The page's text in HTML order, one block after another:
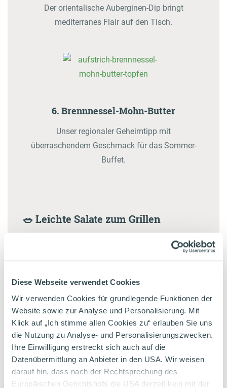
Diese Webseite verwendet Cookies
Wir verwenden Cookies für grundlegende Funktionen der
Website sowie zur Analyse und Personalisierung. Mit
Klick auf „Ich stimme allen Cookies zu“ erlauben Sie uns
die Nutzung zu Analyse- und Personalisierungszwecken.
Ihre Einwilligung erstreckt sich auch auf die
Datenübermittlung an Anbieter in den USA. Wir weisen
darauf hin, dass nach der Rechtsprechung des
Europäischen Gerichtshofs die USA derzeit kein mit der
Der orientalische Auberginen-Dip bringt
mediterranes Flair auf den Tisch.
6. Brennnessel-Mohn-Butter
Unser regionaler Geheimtipp mit
überraschendem Geschmack für das Sommer-
Buffet.
🥗 Leichte Salate zum Grillen
7. Pfirsich-Pflaumen-Salat
Sommer pur: Süße Früchte treffen auf frische
Aromen und körnigen Frischkäse. High
Protein, aber ganz leicht – lieben wir.